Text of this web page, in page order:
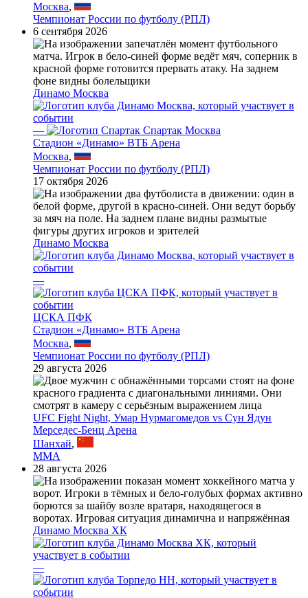
Москва,
Чемпионат России по футболу (РПЛ)
6 сентября 2026
Динамо Москва
—
Спартак Москва
Стадион «Динамо» ВТБ Арена
Москва,
Чемпионат России по футболу (РПЛ)
17 октября 2026
Динамо Москва
—
ЦСКА ПФК
Стадион «Динамо» ВТБ Арена
Москва,
Чемпионат России по футболу (РПЛ)
29 августа 2026
UFC Fight Night, Умар Нурмагомедов vs Сун Ядун
Мерседес-Бенц Арена
Шанхай,
MMA
28 августа 2026
Динамо Москва ХК
—